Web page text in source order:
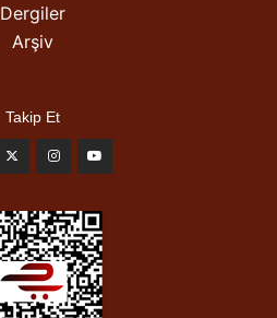
Dergiler
Arşiv
Takip Et